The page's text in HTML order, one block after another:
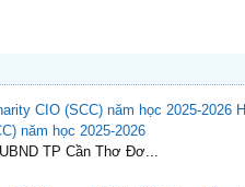
năm học 2025-2026
TP Cần Thơ Đơ...